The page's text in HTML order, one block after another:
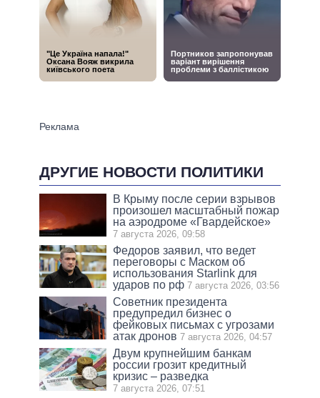
ДРУГИЕ НОВОСТИ ПОЛИТИКИ
В Крыму после серии взрывов
произошел масштабный пожар
на аэродроме «Гвардейское»
7 августа 2026, 09:58
Федоров заявил, что ведет
переговоры с Маском об
использования Starlink для
ударов по рф 7 августа 2026, 03:56
Советник президента
предупредил бизнес о
фейковых письмах с угрозами
атак дронов 7 августа 2026, 04:57
Двум крупнейшим банкам
россии грозит кредитный
кризис – разведка
7 августа 2026, 07:51